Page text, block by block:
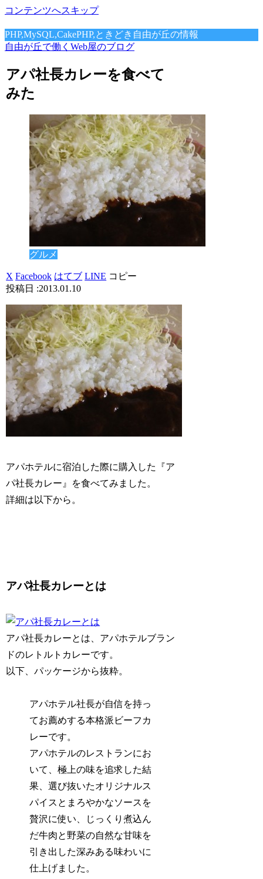
コンテンツへスキップ
PHP,MySQL,CakePHP,ときどき自由が丘の情報
自由が丘で働くWeb屋のブログ
アパ社長カレーを食べて
みた
グルメ
X Facebook はてブ LINE コピー
2013.01.10
アパホテルに宿泊した際に購入した『ア
パ社長カレー』を食べてみました。
詳細は以下から。
アパ社長カレーとは
アパ社長カレーとは、アパホテルブラン
ドのレトルトカレーです。
以下、パッケージから抜粋。
アパホテル社長が自信を持っ
てお薦めする本格派ビーフカ
レーです。
アパホテルのレストランにお
いて、極上の味を追求した結
果、選び抜いたオリジナルス
パイスとまろやかなソースを
贅沢に使い、じっくり煮込ん
だ牛肉と野菜の自然な甘味を
引き出した深みある味わいに
仕上げました。